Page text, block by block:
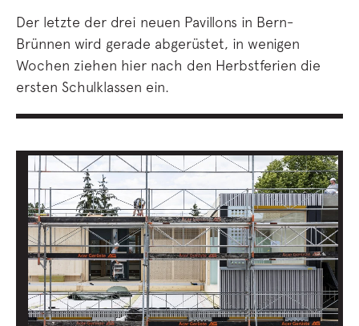
Der letzte der drei neuen Pavillons in Bern-
Brünnen wird gerade abgerüstet, in wenigen
Wochen ziehen hier nach den Herbstferien die
ersten Schulklassen ein.